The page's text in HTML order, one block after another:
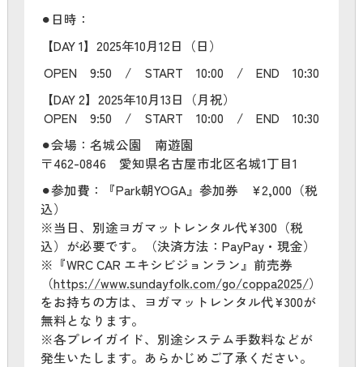
⚫︎日時：
【DAY 1】2025年10月12日（日）
OPEN 9:50 / START 10:00 / END 10:30
【DAY 2】2025年10月13日（月祝）
OPEN 9:50 / START 10:00 / END 10:30
⚫︎会場：名城公園 南遊園
〒462-0846 愛知県名古屋市北区名城1丁目1
⚫︎参加費：『Park朝YOGA』参加券 ¥2,000（税
込）
※当日、別途ヨガマットレンタル代¥300（税
込）が必要です。（決済方法：PayPay・現金）
※『WRC CAR エキシビジョンラン』前売券
（https://www.sundayfolk.com/go/coppa2025/）
をお持ちの方は、ヨガマットレンタル代¥300が
無料となります。
※各プレイガイド、別途システム手数料などが
発生いたします。あらかじめご了承ください。